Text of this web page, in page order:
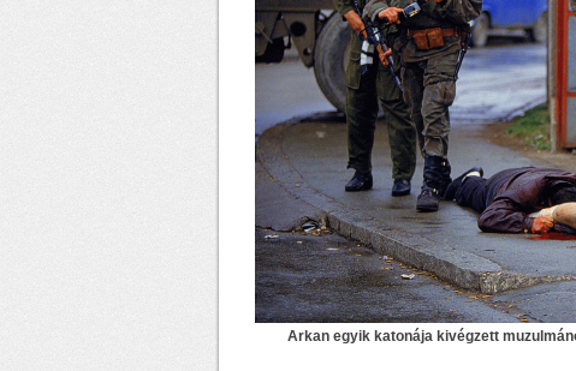
Arkan egyik katonája kivégzett